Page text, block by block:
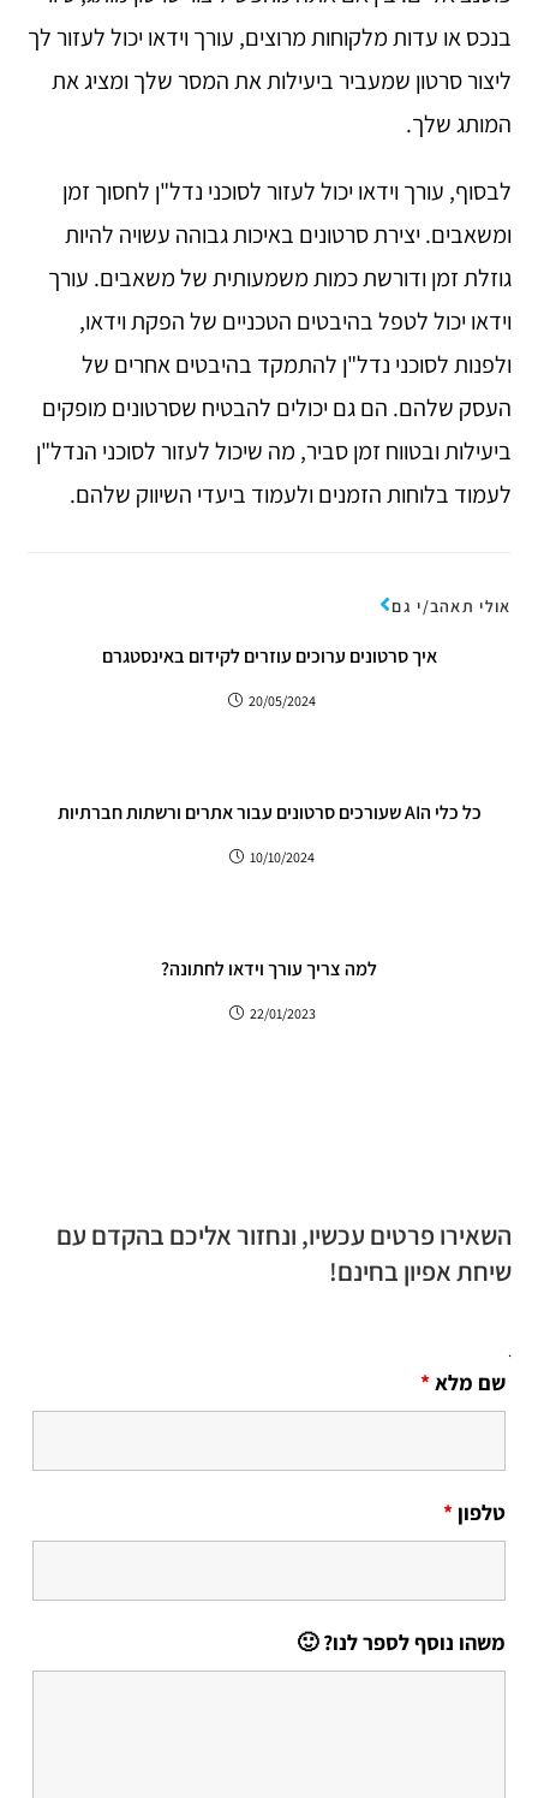
בנכס או עדות מלקוחות מרוצים, עורך וידאו יכול לעזור לך
ליצור סרטון שמעביר ביעילות את המסר שלך ומציג את
המותג שלך.
לבסוף, עורך וידאו יכול לעזור לסוכני נדל"ן לחסוך זמן
ומשאבים. יצירת סרטונים באיכות גבוהה עשויה להיות
גוזלת זמן ודורשת כמות משמעותית של משאבים. עורך
וידאו יכול לטפל בהיבטים הטכניים של הפקת וידאו,
ולפנות לסוכני נדל"ן להתמקד בהיבטים אחרים של
העסק שלהם. הם גם יכולים להבטיח שסרטונים מופקים
ביעילות ובטווח זמן סביר, מה שיכול לעזור לסוכני הנדל"ן
לעמוד בלוחות הזמנים ולעמוד ביעדי השיווק שלהם.
אולי תאהב/י גם
איך סרטונים ערוכים עוזרים לקידום באינסטגרם
20/05/2024
כל כלי הAI שעורכים סרטונים עבור אתרים ורשתות חברתיות
10/10/2024
למה צריך עורך וידאו לחתונה?
22/01/2023
השאירו פרטים עכשיו, ונחזור אליכם בהקדם עם
שיחת אפיון בחינם!
.
שם מלא*
טלפון*
משהו נוסף לספר לנו? 🙂